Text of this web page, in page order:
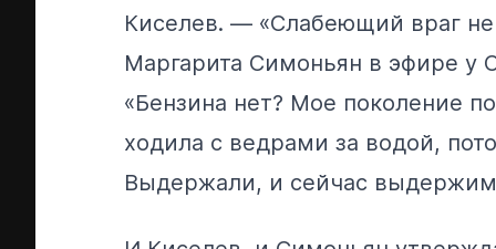
Киселев. — «Слабеющий враг
Маргарита Симоньян в эфире у
«Бензина нет? Мое поколение
ходила с ведрами за водой,
Выдержали, и сейчас